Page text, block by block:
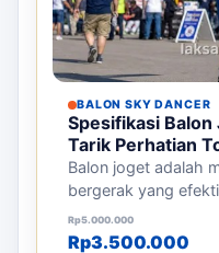
BALON SKY DANCER
Spesifikasi
Tarik Perhatian
Balon joget adalah
bergerak yang
Rp5.000.000
Harga aslinya
Rp3.500.000
Harga saat ini